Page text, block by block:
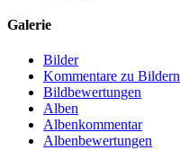
Galerie
Bilder
Kommentare zu Bildern
Bildbewertungen
Alben
Albenkommentar
Albenbewertungen